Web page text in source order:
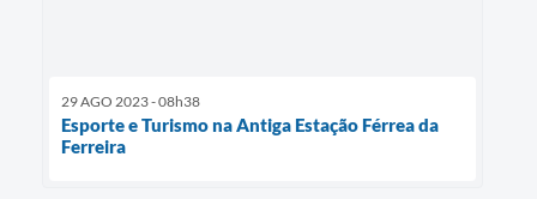
29 AGO 2023 - 08h38
Esporte e Turismo na Antiga Estação Férrea da
Ferreira